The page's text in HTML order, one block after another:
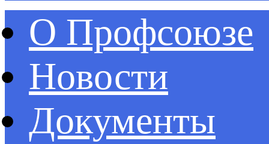
О Профсоюзе
Новости
Документы